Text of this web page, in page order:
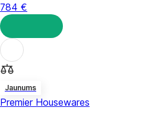
784 €
LIKT GROZĀ
Jaunums
Premier Housewares